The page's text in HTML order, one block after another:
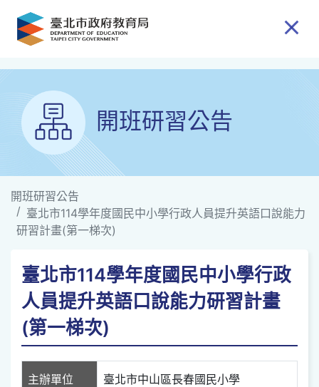
跳到主要內容
開班研習公告
開班研習公告
臺北市114學年度國民中小學行政人員提升英語口說能力
研習計畫(第一梯次)
臺北市114學年度國民中小學行政
人員提升英語口說能力研習計畫
(第一梯次)
主辦單位 臺北市中山區長春國民小學